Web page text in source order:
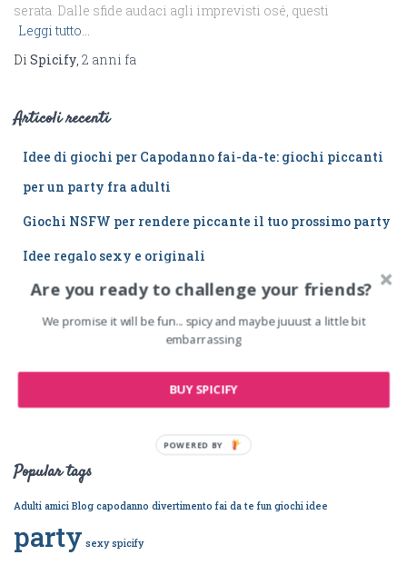
serata. Dalle sfide audaci agli imprevisti osé, questi
Leggi tutto…
Di Spicify 2 anni fa
Articoli recenti
Idee di giochi per Capodanno fai-da-te: giochi piccanti
per un party fra adulti
Giochi NSFW per rendere piccante il tuo prossimo party
Idee regalo sexy e originali
Spicify, il gioco di carte provocante per coppie e amici
Giochi di Carte e da Tavolo per Serate… Calde
Commenti recenti
Popular tags
Adulti amici Blog capodanno divertimento fai da te fun giochi idee
party sexy spicify
Are you ready to challenge your friends?
We promise it will be fun... spicy and maybe juuust a little bit
embarrassing
BUY SPICIFY
POWERED BY